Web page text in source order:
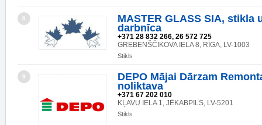
8
MASTER GLASS SIA, stikla
darbnīca
+371 28 832 266, 26 572 725
GREBENŠČIKOVA IELA 8, RĪGA, LV-1003
Stikls
9
DEPO Mājai Dārzam
noliktava
+371 67 202 010
KĻAVU IELA 1, JĒKABPILS, LV-5201
Stikls